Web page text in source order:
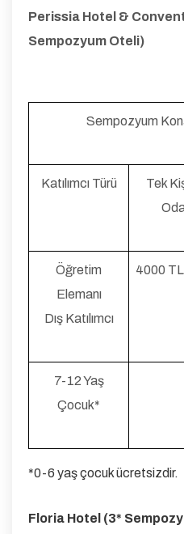
Perissia Hotel &
Sempozyum Oteli)
Sempozyum
Katılımcı Türü
Tek
Öğretim
Elemanı
Dış Katılımcı
4000
7-12 Yaş
Çocuk*
*0-6 yaş çocuk ücretsizdir.
Floria Hotel (3*